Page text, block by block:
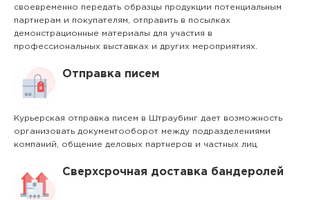
своевременно передать образцы продукции потенциальным
партнерам и покупателям, отправить в посылках
демонстрационные материалы для участия в
профессиональных выставках и других мероприятиях.
Отправка писем
Курьерская отправка писем в Штраубинг дает возможность
организовать документооборот между подразделениями
компаний, общение деловых партнеров и частных лиц.
Сверхсрочная доставка бандеролей